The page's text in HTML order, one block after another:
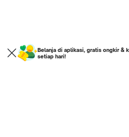
Belanja di aplikasi, gratis ongkir &
setiap hari!